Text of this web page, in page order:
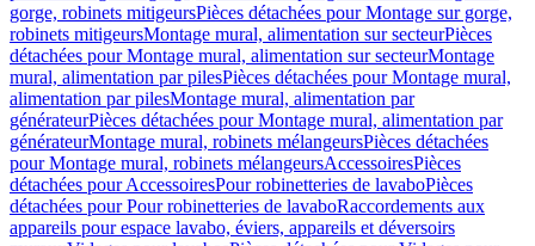
gorge, robinets mitigeursPièces détachées pour Montage sur gorge,
robinets mitigeursMontage mural, alimentation sur secteurPièces
détachées pour Montage mural, alimentation sur secteurMontage
mural, alimentation par pilesPièces détachées pour Montage mural,
alimentation par pilesMontage mural, alimentation par
générateurPièces détachées pour Montage mural, alimentation par
générateurMontage mural, robinets mélangeursPièces détachées
pour Montage mural, robinets mélangeursAccessoiresPièces
détachées pour AccessoiresPour robinetteries de lavaboPièces
détachées pour Pour robinetteries de lavaboRaccordements aux
appareils pour espace lavabo, éviers, appareils et déversoirs